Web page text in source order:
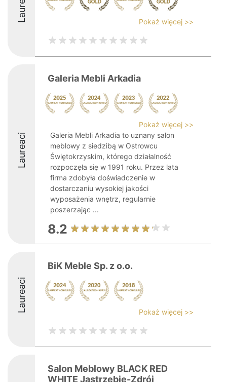
Pokaż więcej >>
Laureaci
Galeria Mebli Arkadia
Pokaż więcej >>
Galeria Mebli Arkadia to uznany salon
meblowy z siedzibą w Ostrowcu
Świętokrzyskim, którego działalność
rozpoczęła się w 1991 roku. Przez lata
firma zdobyła doświadczenie w
dostarczaniu wysokiej jakości
wyposażenia wnętrz, regularnie
poszerzając ...
8.2
Laureaci
BiK Meble Sp. z o.o.
Pokaż więcej >>
Salon Meblowy BLACK RED
WHITE Jastrzębie-Zdrój